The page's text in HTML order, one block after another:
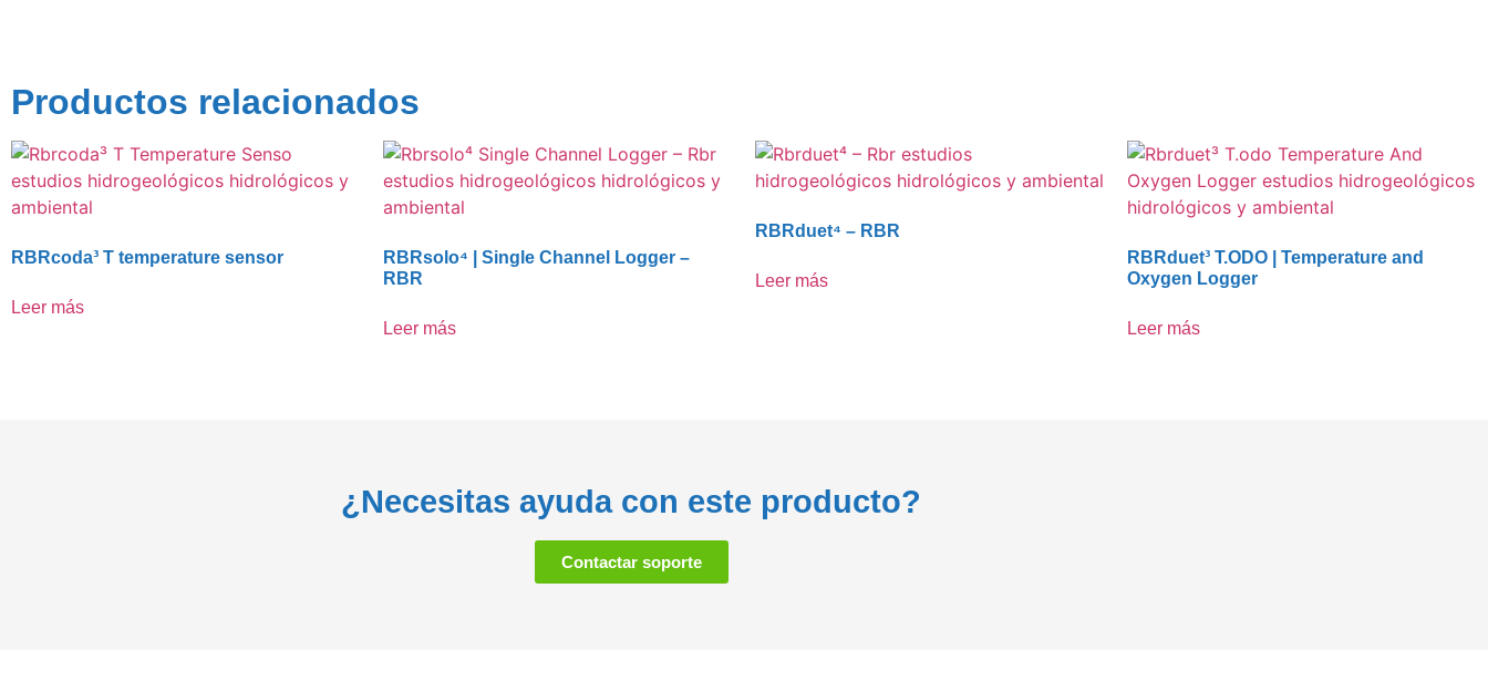
Productos relacionados
RBRcoda³ T temperature sensor
Leer más
RBRsolo⁴ | Single Channel Logger –
RBR
Leer más
RBRduet⁴ – RBR
Leer más
RBRduet³ T.ODO | Temperature and
Oxygen Logger
Leer más
¿Necesitas ayuda con este producto?
Contactar soporte